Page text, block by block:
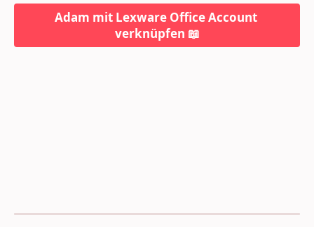
Adam mit Lexware Office Account
verknüpfen 📖